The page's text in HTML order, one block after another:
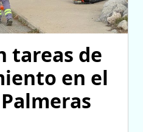
tareas de
en el